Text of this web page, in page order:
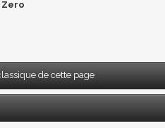
de cette page